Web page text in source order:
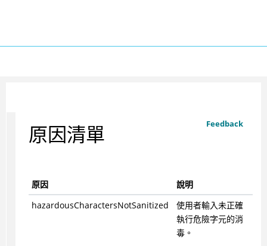
Feedback
原因清單
原因
說明
hazardousCharactersNotSanitized
使用者輸入未正確
執行危險字元的消
毒。